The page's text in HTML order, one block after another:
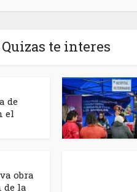
Quizas te interes
de
el
obra
de la